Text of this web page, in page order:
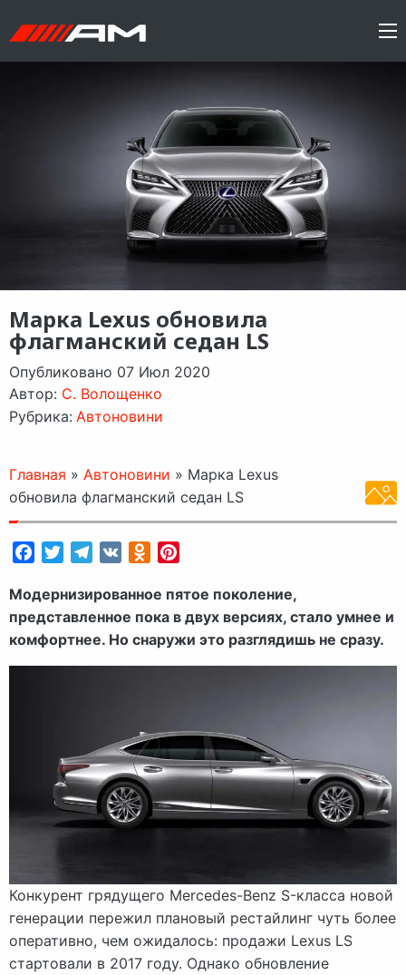
Марка Lexus обновила
флагманский седан LS
Опубликовано 07 Июл 2020
Автор: C. Волощенко
Рубрика: Автоновини
Главная » Автоновини » Марка Lexus
обновила флагманский седан LS
FacebookTwitterTelegram
VK Odnoklassniki
Модернизированное пятое поколение,
представленное пока в двух версиях, стало умнее и
комфортнее. Но снаружи это разглядишь не сразу.
Конкурент грядущего Mercedes-Benz S-класса новой
генерации пережил плановый рестайлинг чуть более
оперативно, чем ожидалось: продажи Lexus LS
стартовали в 2017 году. Однако обновление